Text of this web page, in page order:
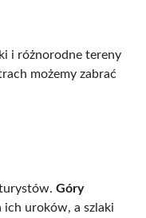
i różnorodne tereny
możemy zabrać
Góry
ich uroków, a szlaki